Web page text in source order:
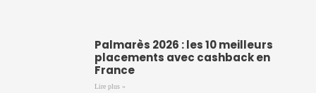
Palmarès 2026 : les 10 meilleurs
placements avec cashback en
France
Lire plus »